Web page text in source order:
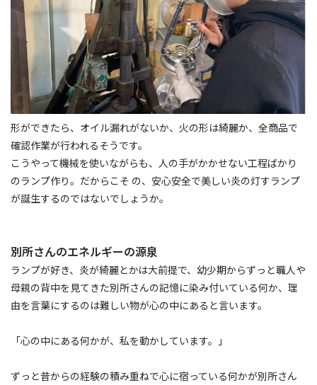
形ができたら、オイル漏れがないか、火の形は綺麗か、全商品で
確認作業が行われるそうです。
こうやって機械を使いながらも、人の手がかかせない工程ばかり
のランプ作り。だからこそ の、安心安全で美しい炎の灯すランプ
が誕生するのではないでしょうか。
別所さんのエネルギーの源泉
ランプが好き、炎が綺麗とかは大前提で、幼少期からずっと職人や
母親の背中を見てきた別所さんの記憶に染み付いている何か、理
由を言葉にするのは難しい物が心の中にあると言います。
「心の中にある何かが、私を動かしています。」
ずっと昔からの経験の積み重ねで心に宿っている何かが別所さん